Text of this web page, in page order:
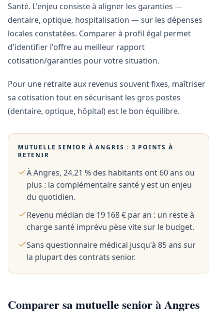
Santé. L'enjeu consiste à aligner les garanties —
dentaire, optique, hospitalisation — sur les dépenses
locales constatées. Comparer à profil égal permet
d'identifier l'offre au meilleur rapport
cotisation/garanties pour votre situation.
Pour une retraite aux revenus souvent fixes, maîtriser
sa cotisation tout en sécurisant les gros postes
(dentaire, optique, hôpital) est le bon équilibre.
MUTUELLE SENIOR ÀANGRES : 3 POINTS À
RETENIR
À Angres, 24,21 % des habitants ont 60 ans ou
plus : la complémentaire santé y est un enjeu
du quotidien.
Revenu médian de 19 168 € par an : un reste à
charge santé imprévu pèse vite sur le budget.
Sans questionnaire médical jusqu'à 85 ans sur
la plupart des contrats senior.
Comparer sa mutuelle senior à Angres